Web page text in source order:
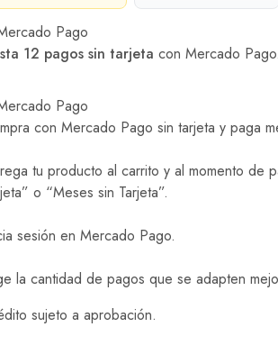
12 pagos sin tarjeta con Mercado Pago.
con Mercado Pago sin tarjeta y paga
tu producto al carrito y al momento de
o “Meses sin Tarjeta”.
sesión en Mercado Pago.
la cantidad de pagos que se adapten
sujeto a aprobación.